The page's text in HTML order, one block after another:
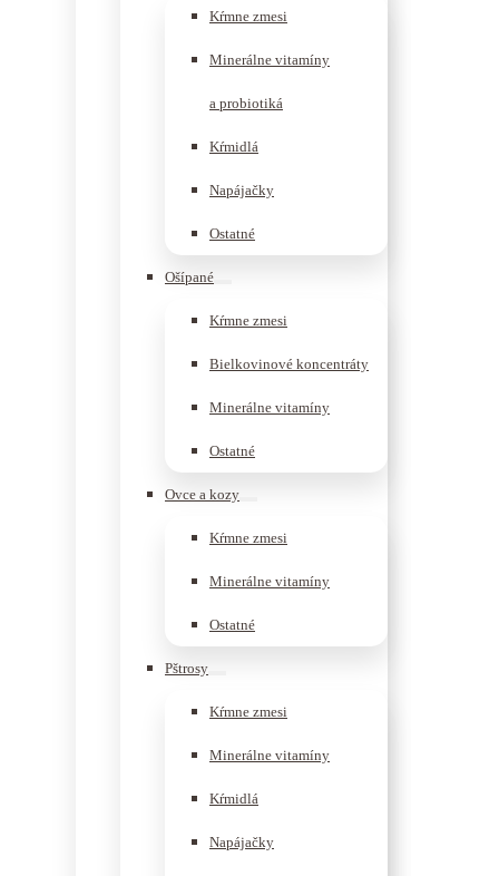
Kŕmne zmesi
Minerálne vitamíny
a probiotiká
Kŕmidlá
Napájačky
Ostatné
Ošípané
Kŕmne zmesi
Bielkovinové koncentráty
Minerálne vitamíny
Ostatné
Ovce a kozy
Kŕmne zmesi
Minerálne vitamíny
Ostatné
Pštrosy
Kŕmne zmesi
Minerálne vitamíny
Kŕmidlá
Napájačky